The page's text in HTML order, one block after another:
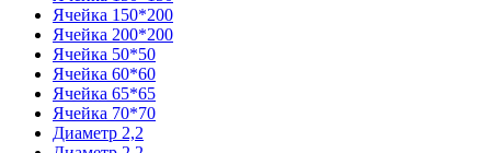
Ячейка 150*200
Ячейка 200*200
Ячейка 50*50
Ячейка 60*60
Ячейка 65*65
Ячейка 70*70
Диаметр 2,2